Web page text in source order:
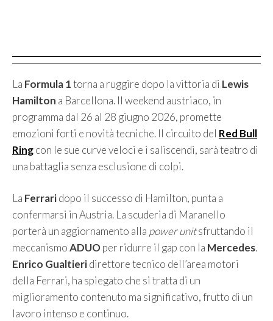
La Formula 1torna a ruggire dopo la vittoria di Lewis
Hamilton a Barcellona. Il weekend austriaco, in
programma dal 26 al 28 giugno 2026, promette
emozioni forti e novità tecniche. Il circuito del Red Bull
Ringcon le sue curve veloci e i saliscendi, sarà teatro di
una battaglia senza esclusione di colpi.
La Ferraridopo il successo di Hamilton, punta a
confermarsi in Austria. La scuderia di Maranello
porterà un aggiornamento alla power unitsfruttando il
meccanismoADUOper ridurre il gap con la Mercedes.
Enrico Gualtieridirettore tecnico dell’area motori
della Ferrari, ha spiegato che si tratta di un
miglioramento contenuto ma significativo, frutto di un
lavoro intenso e continuo.